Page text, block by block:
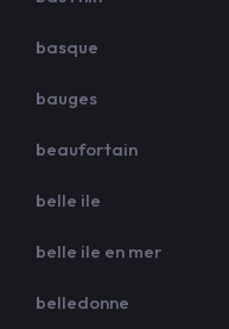
basque
bauges
beaufortain
belle ile
belle ile en mer
belledonne